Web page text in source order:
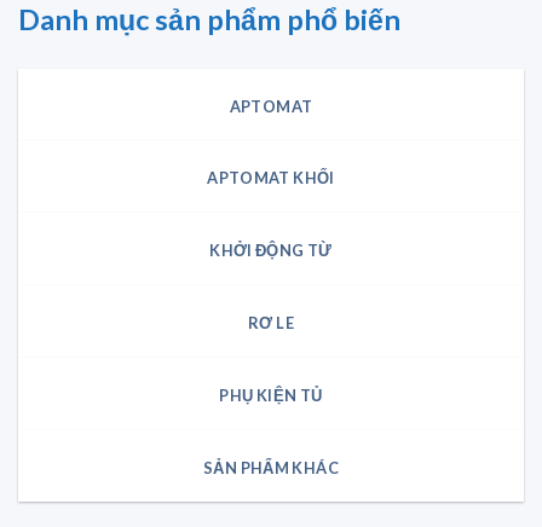
Danh mục sản phẩm phổ biến
APTOMAT
APTOMAT KHỐI
KHỞI ĐỘNG TỪ
RƠ LE
PHỤ KIỆN TỦ
SẢN PHẨM KHÁC